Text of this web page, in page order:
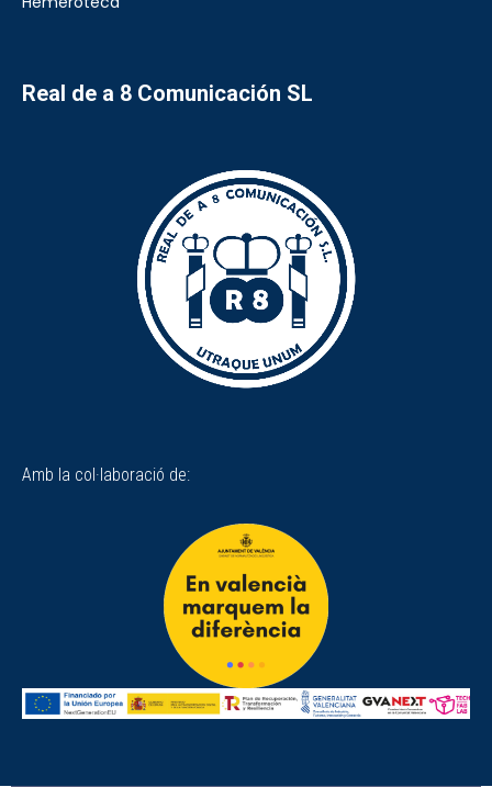
Real de a 8 Comunicación SL
Amb la col·laboració de: